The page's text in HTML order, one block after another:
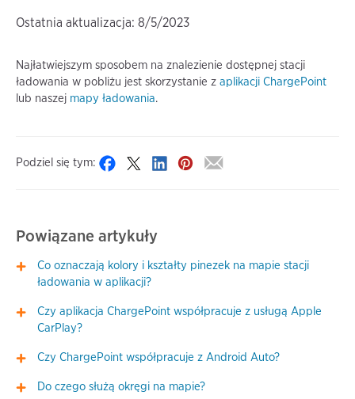
Ostatnia aktualizacja: 8/5/2023
Najłatwiejszym sposobem na znalezienie dostępnej stacji
ładowania w pobliżu jest skorzystanie z aplikacji ChargePoint
lub naszej mapy ładowania.
Podziel się tym:
Powiązane artykuły
Co oznaczają kolory i kształty pinezek na mapie stacji
ładowania w aplikacji?
Czy aplikacja ChargePoint współpracuje z usługą Apple
CarPlay?
Czy ChargePoint współpracuje z Android Auto?
Do czego służą okręgi na mapie?